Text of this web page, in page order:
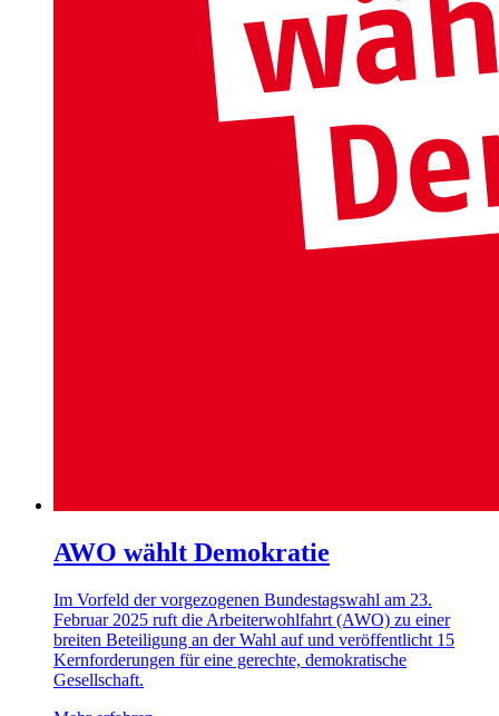
AWO wählt Demokratie
Im Vorfeld der vorgezogenen Bundestagswahl am 23.
Februar 2025 ruft die Arbeiterwohlfahrt (AWO) zu einer
breiten Beteiligung an der Wahl auf und veröffentlicht 15
Kernforderungen für eine gerechte, demokratische
Gesellschaft.